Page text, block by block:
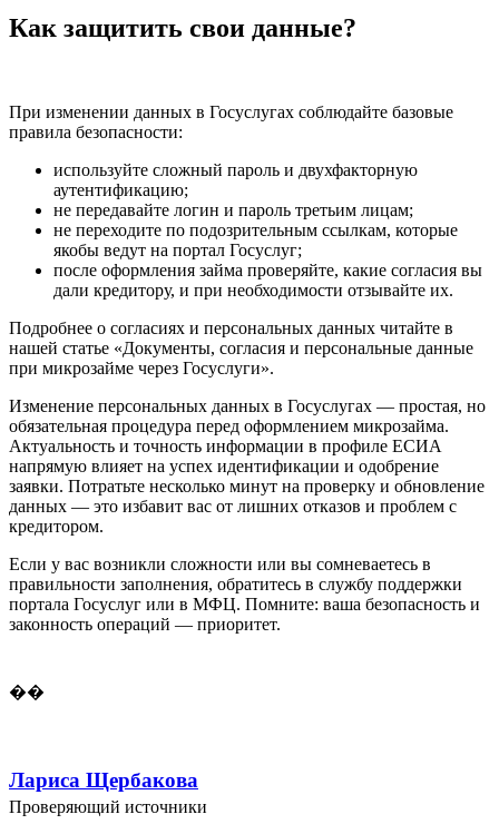
Как защитить свои данные?
При изменении данных в Госуслугах соблюдайте базовые
правила безопасности:
используйте сложный пароль и двухфакторную
аутентификацию;
не передавайте логин и пароль третьим лицам;
не переходите по подозрительным ссылкам, которые
якобы ведут на портал Госуслуг;
после оформления займа проверяйте, какие согласия вы
дали кредитору, и при необходимости отзывайте их.
Подробнее о согласиях и персональных данных читайте в
нашей статье «Документы, согласия и персональные данные
при микрозайме через Госуслуги».
Изменение персональных данных в Госуслугах — простая, но
обязательная процедура перед оформлением микрозайма.
Актуальность и точность информации в профиле ЕСИА
напрямую влияет на успех идентификации и одобрение
заявки. Потратьте несколько минут на проверку и обновление
данных — это избавит вас от лишних отказов и проблем с
кредитором.
Если у вас возникли сложности или вы сомневаетесь в
правильности заполнения, обратитесь в службу поддержки
портала Госуслуг или в МФЦ. Помните: ваша безопасность и
законность операций — приоритет.
��
Лариса Щербакова
Проверяющий источники